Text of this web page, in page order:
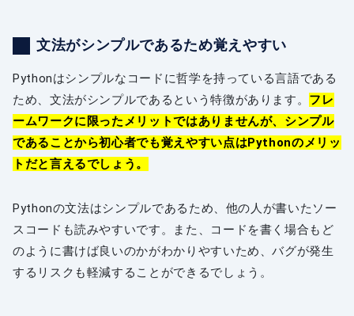
文法がシンプルであるため覚えやすい
Pythonはシンプルなコードに哲学を持っている言語である
ため、文法がシンプルであるという特徴があります。 フレ
ームワークに限ったメリットではありませんが、シンプル
であることから初心者でも覚えやすい点はPythonのメリッ
トだと言えるでしょう。
Pythonの文法はシンプルであるため、他の人が書いたソー
スコードも読みやすいです。また、コードを書く場合もど
のように書けば良いのかがわかりやすいため、バグが発生
するリスクも軽減することができるでしょう。